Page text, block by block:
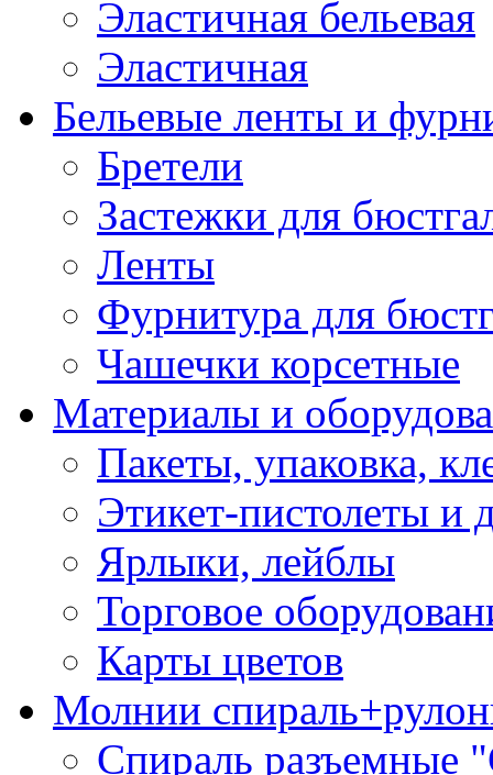
Эластичная бельевая
Эластичная
Бельевые ленты и
Бретели
Застежки для
Ленты
Фурнитура для
Чашечки корсетные
Материалы и
Пакеты, упаковка,
Этикет-пистолеты и
Ярлыки, лейблы
Торговое
Карты цветов
Молнии
Спираль разъемные